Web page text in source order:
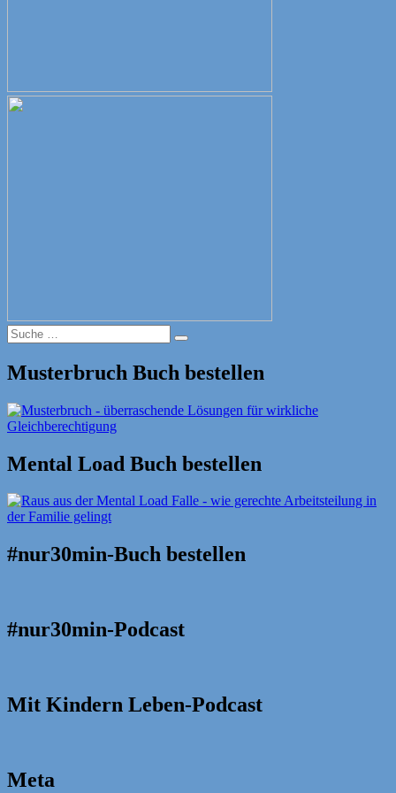
Suche
nach:
Suche
Musterbruch Buch bestellen
Mental Load Buch bestellen
#nur30min-Buch bestellen
#nur30min-Podcast
Mit Kindern Leben-Podcast
Meta